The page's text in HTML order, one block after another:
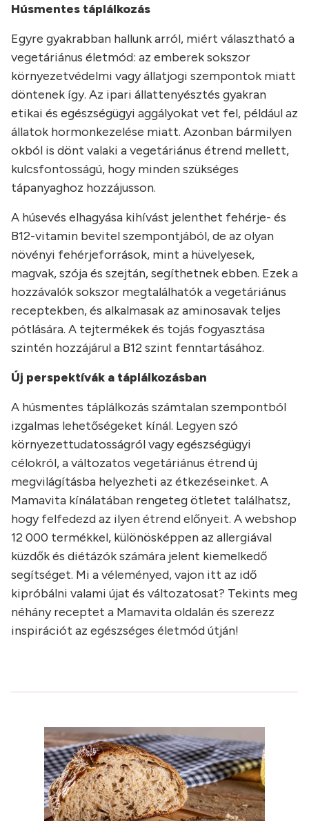
Húsmentes táplálkozás
Egyre gyakrabban hallunk arról, miért választható a
vegetáriánus életmód: az emberek sokszor
környezetvédelmi vagy állatjogi szempontok miatt
döntenek így. Az ipari állattenyésztés gyakran
etikai és egészségügyi aggályokat vet fel, például az
állatok hormonkezelése miatt. Azonban bármilyen
okból is dönt valaki a vegetáriánus étrend mellett,
kulcsfontosságú, hogy minden szükséges
tápanyaghoz hozzájusson.
A húsevés elhagyása kihívást jelenthet fehérje- és
B12-vitamin bevitel szempontjából, de az olyan
növényi fehérjeforrások, mint a hüvelyesek,
magvak, szója és szejtán, segíthetnek ebben. Ezek a
hozzávalók sokszor megtalálhatók a vegetáriánus
receptekben, és alkalmasak az aminosavak teljes
pótlására. A tejtermékek és tojás fogyasztása
szintén hozzájárul a B12 szint fenntartásához.
Új perspektívák a táplálkozásban
A húsmentes táplálkozás számtalan szempontból
izgalmas lehetőségeket kínál. Legyen szó
környezettudatosságról vagy egészségügyi
célokról, a változatos vegetáriánus étrend új
megvilágításba helyezheti az étkezéseinket. A
Mamavita kínálatában rengeteg ötletet találhatsz,
hogy felfedezd az ilyen étrend előnyeit. A webshop
12 000 termékkel, különösképpen az allergiával
küzdők és diétázók számára jelent kiemelkedő
segítséget. Mi a véleményed, vajon itt az idő
kipróbálni valami újat és változatosat? Tekints meg
néhány receptet a Mamavita oldalán és szerezz
inspirációt az egészséges életmód útján!